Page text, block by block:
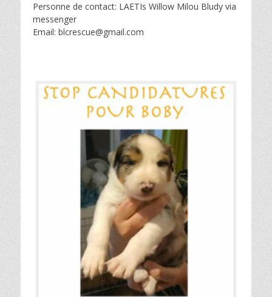
Personne de contact: LAETIs Willow Milou Bludy via
messenger
Email: blcrescue@gmail.com